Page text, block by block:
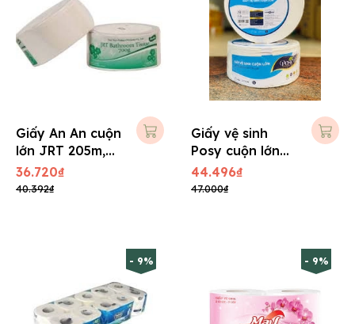
Giấy An An cuộn
lớn JRT 205m,
700 gram
36.720₫
40.392₫
Giấy vệ sinh
Posy cuộn lớn
700 gram
44.496₫
47.000₫
- 9% - 9%